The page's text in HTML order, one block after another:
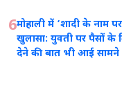
6मोहाली में ‘शादी के नाम
खुलासा: युवती पर पैसों के
देने की बात भी आई सामने